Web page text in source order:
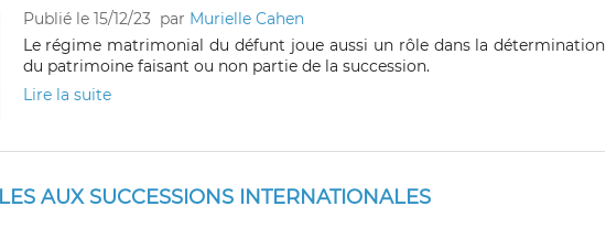
Publié le 15/12/23 par Murielle Cahen
Le régime matrimonial du défunt joue aussi un rôle dans la détermination
du patrimoine faisant ou non partie de la succession.
Lire la suite
AUX SUCCESSIONS INTERNATIONALES